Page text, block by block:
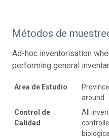
Métodos de
Ad-hoc inventorisation
performing general
Área de Estudio
around.
Control de
Calidad
All